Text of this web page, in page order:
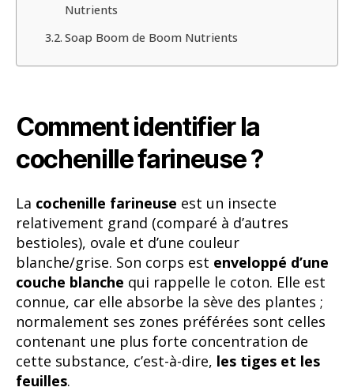
Nutrients
Soap Boom de Boom Nutrients
Comment identifier la
cochenille farineuse ?
La cochenille farineuse est un insecte
relativement grand (comparé à d’autres
bestioles), ovale et d’une couleur
blanche/grise. Son corps est enveloppé d’une
couche blanche qui rappelle le coton. Elle est
connue, car elle absorbe la sève des plantes ;
normalement ses zones préférées sont celles
contenant une plus forte concentration de
cette substance, c’est-à-dire, les tiges et les
feuilles.